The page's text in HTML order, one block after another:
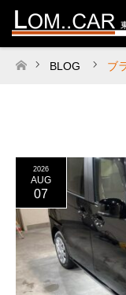
ホーム
BLOG ブ
2026
AUG
07